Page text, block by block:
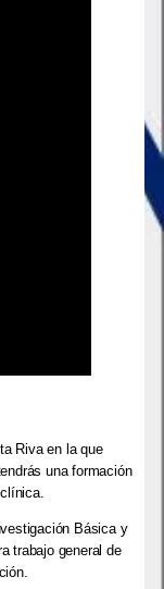
Riva en la que
una formación
Básica y
trabajo general de